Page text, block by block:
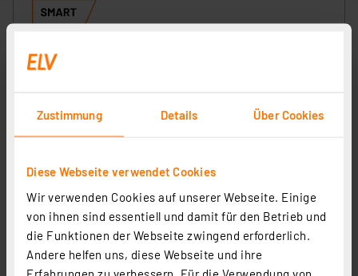
Zustimmung Details Über Cookies
Diese Webseite verwendet Cookies
Wir verwenden Cookies auf unserer Webseite. Einige
von ihnen sind essentiell und damit für den Betrieb und
die Funktionen der Webseite zwingend erforderlich.
Andere helfen uns, diese Webseite und ihre
Erfahrungen zu verbessern. Für die Verwendung von
Artikel-Nr. 255404
139,95 €
UVP 159,85 € **
inkl. MwSt.